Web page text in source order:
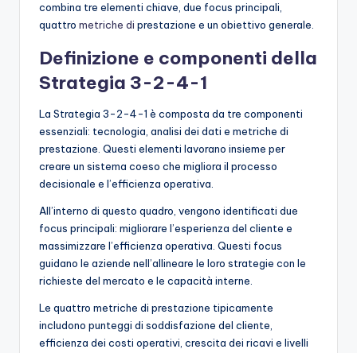
combina tre elementi chiave, due focus principali,
quattro metriche di prestazione e un obiettivo generale.
Definizione e componenti della
Strategia 3-2-4-1
La Strategia 3-2-4-1 è composta da tre componenti
essenziali: tecnologia, analisi dei dati e metriche di
prestazione. Questi elementi lavorano insieme per
creare un sistema coeso che migliora il processo
decisionale e l’efficienza operativa.
All’interno di questo quadro, vengono identificati due
focus principali: migliorare l’esperienza del cliente e
massimizzare l’efficienza operativa. Questi focus
guidano le aziende nell’allineare le loro strategie con le
richieste del mercato e le capacità interne.
Le quattro metriche di prestazione tipicamente
includono punteggi di soddisfazione del cliente,
efficienza dei costi operativi, crescita dei ricavi e livelli